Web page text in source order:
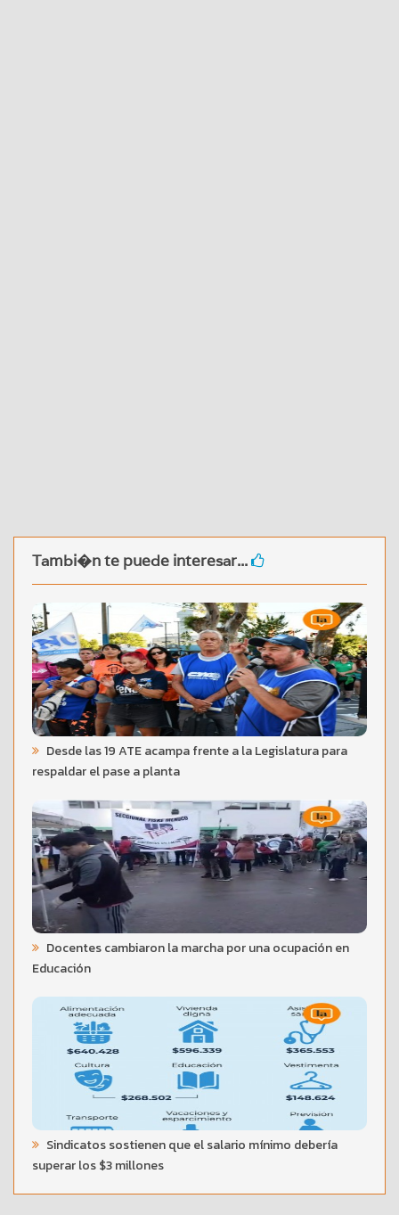
Tambi�n te puede interesar...
Desde las 19 ATE acampa frente a la Legislatura para
respaldar el pase a planta
Docentes cambiaron la marcha por una ocupación en
Educación
Sindicatos sostienen que el salario mínimo debería
superar los $3 millones